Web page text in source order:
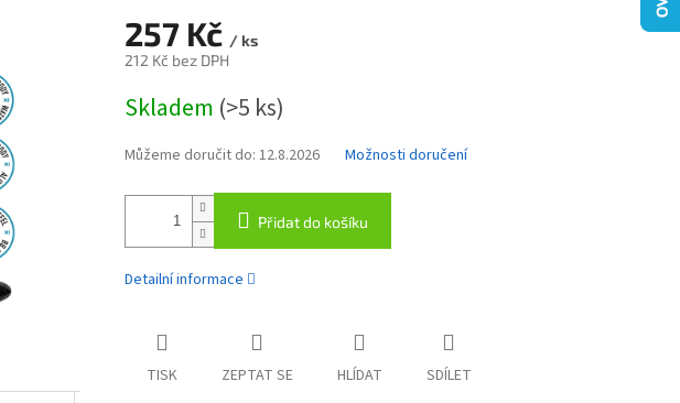
257 Kč / ks
212 Kč bez DPH
cena:
Skladem (>5 ks)
Můžeme doručit do: 12.8.2026 Možnosti doručení
Přidat do košíku
Detailní informace
TISK ZEPTAT SE HLÍDAT SDÍLET